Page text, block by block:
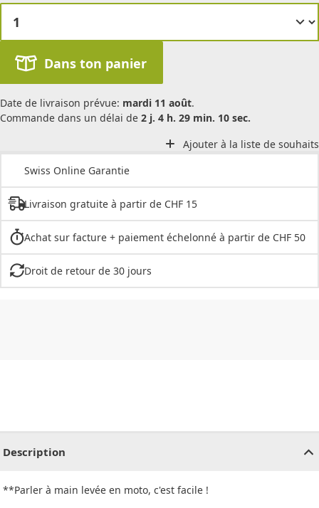
Dans ton panier
Date de livraison prévue: mardi 11 août.
Commande dans un délai de 2 j. 4 h. 29 min. 10 sec.
Ajouter à la liste de souhaits
Swiss Online Garantie
Livraison gratuite à partir de CHF 15
Achat sur facture + paiement échelonné à partir de CHF 50
Droit de retour de 30 jours
Description
**Parler à main levée en moto, c'est facile !